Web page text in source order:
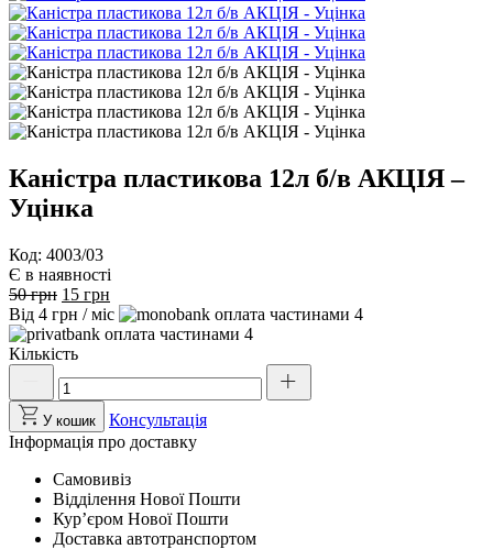
Каністра пластикова 12л б/в АКЦІЯ –
Уцінка
Код: 4003/03
Є в наявності
50грн Оригінальна
ціна:
50 грн.
15 грн
ціна:
15 грн.
Від 4 грн / міс
4
4
Кількість
пластикова
б/
в
АКЦІЯ
-
Уцінка
кількість
У кошик
Консультація
Інформація про доставку
Самовивіз
Відділення Нової Пошти
Курʼєром Нової Пошти
Доставка автотранспортом